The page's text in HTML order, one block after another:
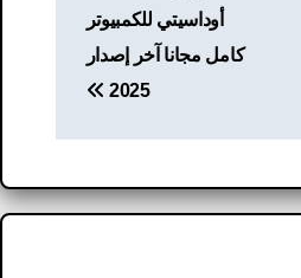
أوداسيتي للكمبيوتر
كامل مجانا آخر إصدار
2025